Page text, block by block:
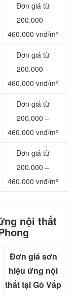
Đơn giá từ
200.000 –
460.000 vnđ/m²
Đơn giá từ
200.000 –
460.000 vnđ/m²
Đơn giá từ
200.000 –
460.000 vnđ/m²
Đơn giá từ
200.000 –
460.000 vnđ/m²
nội thất
Đơn giá sơn
hiệu ứng nội
thất tại Gò Vấp